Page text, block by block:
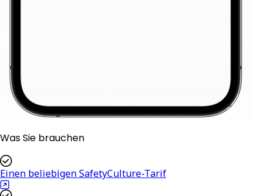
Was Sie brauchen
Einen beliebigen SafetyCulture-Tarif